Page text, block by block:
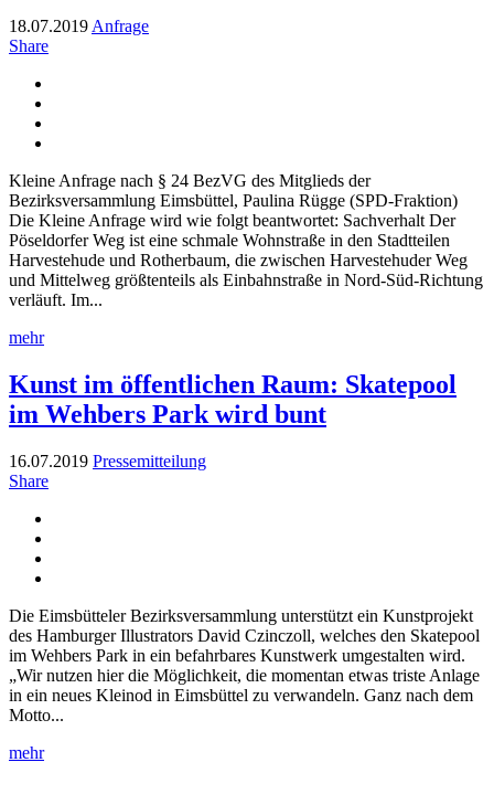
18.07.2019 Anfrage
Share
Kleine Anfrage nach § 24 BezVG des Mitglieds der
Bezirksversammlung Eimsbüttel, Paulina Rügge (SPD-Fraktion)
Die Kleine Anfrage wird wie folgt beantwortet: Sachverhalt Der
Pöseldorfer Weg ist eine schmale Wohnstraße in den Stadtteilen
Harvestehude und Rotherbaum, die zwischen Harvestehuder Weg
und Mittelweg größtenteils als Einbahnstraße in Nord-Süd-Richtung
verläuft. Im...
mehr
Kunst im öffentlichen Raum: Skatepool
im Wehbers Park wird bunt
16.07.2019 Pressemitteilung
Share
Die Eimsbütteler Bezirksversammlung unterstützt ein Kunstprojekt
des Hamburger Illustrators David Czinczoll, welches den Skatepool
im Wehbers Park in ein befahrbares Kunstwerk umgestalten wird.
„Wir nutzen hier die Möglichkeit, die momentan etwas triste Anlage
in ein neues Kleinod in Eimsbüttel zu verwandeln. Ganz nach dem
Motto...
mehr